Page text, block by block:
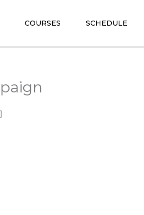
COURSES SCHEDULE